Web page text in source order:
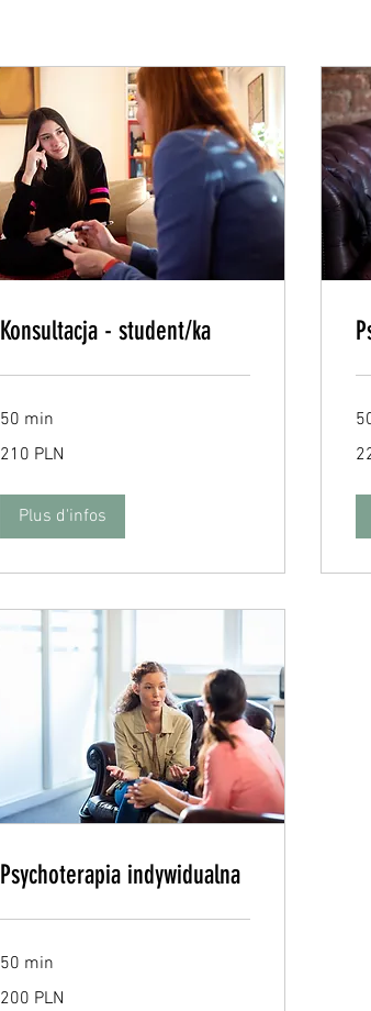
Konsultacja - student/ka
50 min
zlotys
210 PLN
Plus d'infos
Psychoterapia indywidualna
50 min
zlotys
200 PLN